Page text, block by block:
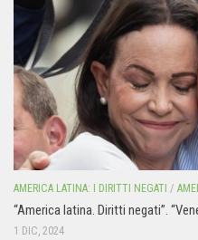
AMERICA LATINA: I DIRITTI NEGATI /
“America latina. Diritti negati”.
1 DIC, 2024